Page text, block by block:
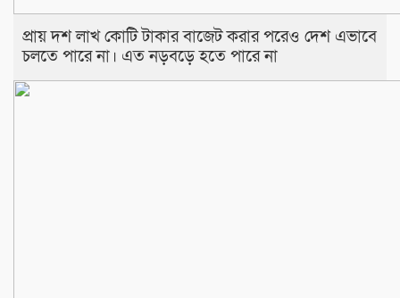
প্রায় দশ লাখ কোটি টাকার বাজেট করার পরেও দেশ এভাবে
চলতে পারে না। এত নড়বড়ে হতে পারে না